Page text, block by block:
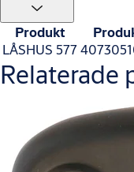
Produkt
LÅSHUS 577
Relaterade